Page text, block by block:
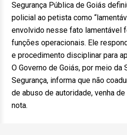
Segurança Pública de Goiás
policial ao petista como
envolvido nesse fato lamentável
funções operacionais. Ele
e procedimento disciplinar para
O Governo de Goiás, por meio da
Segurança, informa que não
de abuso de autoridade, venha de
nota.